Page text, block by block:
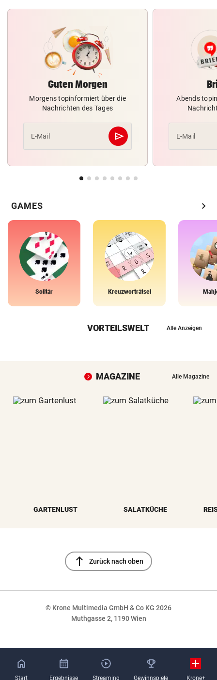
Guten Morgen
Morgens topinformiert über die
Nachrichten des Tages
E-Mail send
Abschicken
Abends
E-Mail
GAMES chevron_right
Solitär Kreuzworträtsel
VORTEILSWELT Alle Anzeigen
MAGAZINE Alle Magazine
GARTENLUST SALATKÜCHE
north Zurück nach oben
© Krone Multimedia GmbH & Co KG 2026
Muthgasse 2, 1190 Wien
Start Ergebnisse Streaming Gewinnspiele Krone+
NaN%